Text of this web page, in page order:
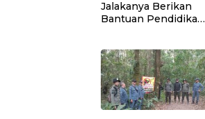
Jalakanya Berikan
Bantuan Pendidikan
AL Rayon Bandung